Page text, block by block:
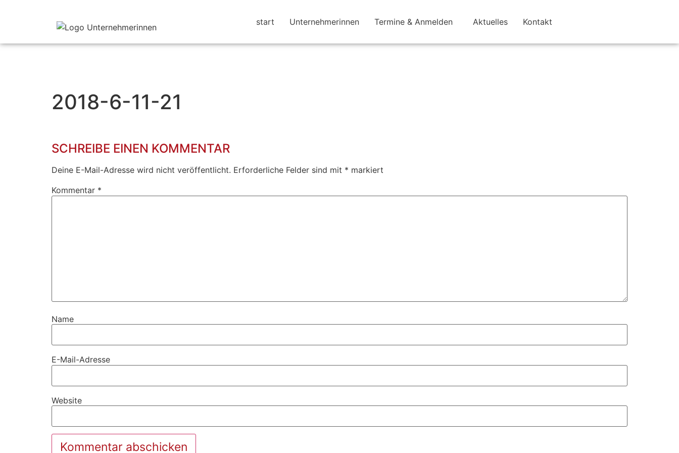
start Unternehmerinnen Termine & Anmelden Aktuelles Kontakt
2018-6-11-21
SCHREIBE EINEN KOMMENTAR
Deine E-Mail-Adresse wird nicht veröffentlicht. Erforderliche Felder sind mit * markiert
Kommentar *
Name
E-Mail-Adresse
Website